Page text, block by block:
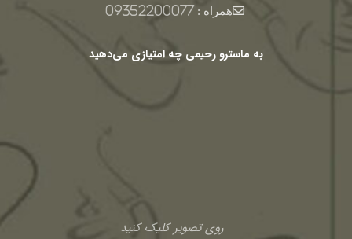
همراه :09352200077
به ماسترو رحیمی چه امتیازی می‌دهید
روی تصویر کلیک کنید